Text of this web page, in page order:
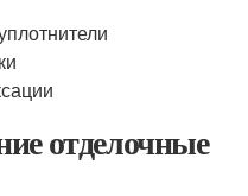
отделочные